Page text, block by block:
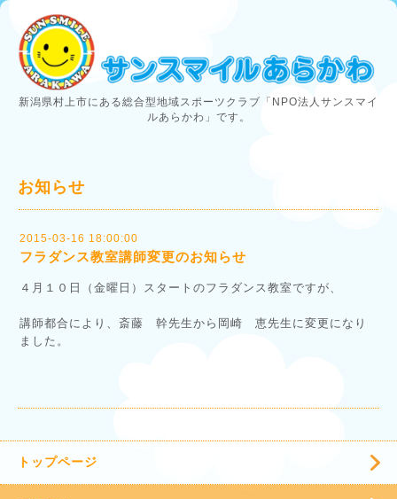
新潟県村上市にある総合型地域スポーツクラブ「NPO法人サンスマイ
ルあらかわ」です。
お知らせ
2015-03-16 18:00:00
フラダンス教室講師変更のお知らせ
４月１０日（金曜日）スタートのフラダンス教室ですが、
講師都合により、斎藤 幹先生から岡崎 恵先生に変更になり
ました。
トップページ